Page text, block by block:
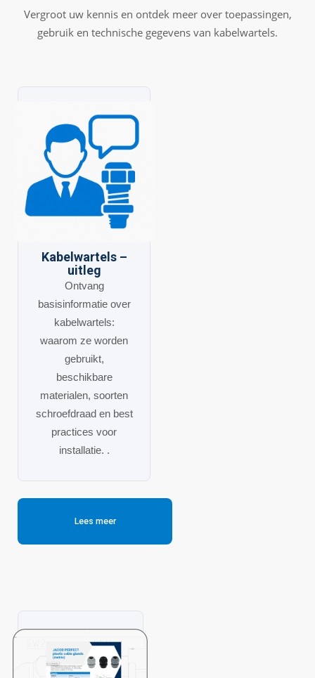
Vergroot uw kennis en ontdek meer over toepassingen,
gebruik en technische gegevens van kabelwartels.
Kabelwartels –
uitleg
Ontvang
basisinformatie over
kabelwartels:
waarom ze worden
gebruikt,
beschikbare
materialen, soorten
schroefdraad en best
practices voor
installatie. .
Lees meer